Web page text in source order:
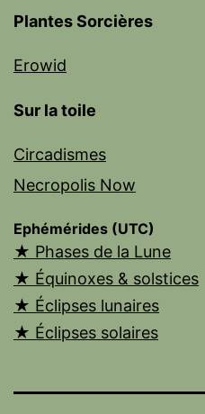
Plantes Sorcières
Erowid
Sur la toile
Circadismes
Necropolis Now
Ephémérides (UTC)
★ Phases de la Lune
★ Équinoxes & solstices
★ Éclipses lunaires
★ Éclipses solaires